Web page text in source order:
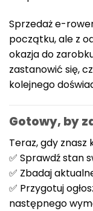
Sprzedaż e-
początku, ale z
okazja do
zastanowić się,
kolejnego
Gotowy, by
Teraz, gdy znasz
✅ Sprawdź stan
✅ Zbadaj
✅ Przygotuj
następnego